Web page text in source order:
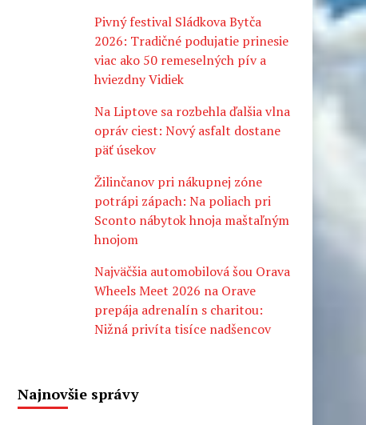
Pivný festival Sládkova Bytča
2026: Tradičné podujatie prinesie
viac ako 50 remeselných pív a
hviezdny Vidiek
Na Liptove sa rozbehla ďalšia vlna
opráv ciest: Nový asfalt dostane
päť úsekov
Žilinčanov pri nákupnej zóne
potrápi zápach: Na poliach pri
Sconto nábytok hnoja maštaľným
hnojom
Najväčšia automobilová šou Orava
Wheels Meet 2026 na Orave
prepája adrenalín s charitou:
Nižná privíta tisíce nadšencov
Najnovšie správy